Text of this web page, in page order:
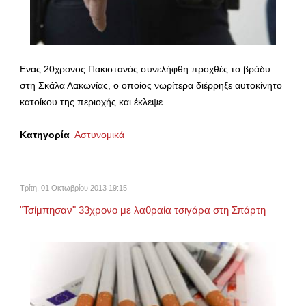
Ενας 20χρονος Πακιστανός συνελήφθη προχθές το βράδυ
στη Σκάλα Λακωνίας, ο οποίος νωρίτερα διέρρηξε αυτοκίνητο
κατοίκου της περιοχής και έκλεψε…
Κατηγορία Αστυνομικά
Τρίτη, 01 Οκτωβρίου 2013 19:15
"Τσίμπησαν" 33χρονο με λαθραία τσιγάρα στη Σπάρτη